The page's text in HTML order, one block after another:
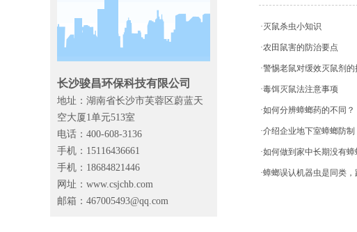
长沙骏昌环保科技有限公司
地址：湖南省长沙市芙蓉区蔚蓝天
空大厦1单元513室
电话：400-608-3136
手机：15116436661
手机：18684821446
网址：www.csjchb.com
邮箱： 467005493@qq.com
·灭鼠杀虫小知识
·农田鼠害的防治要点
·警惕老鼠对缓效灭鼠剂
·毒饵灭鼠法注意事项
·如何分辨蟑螂药的不同？
·介绍企业地下室蟑螂防制
·如何做到家中长期没有蟑
·蟑螂误认机器虫是同类，